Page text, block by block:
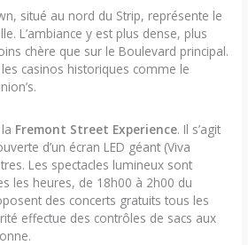
situé au nord du Strip, représente le
L’ambiance y est plus dense, plus
chère que sur le Boulevard principal.
les casinos historiques comme le
Fremont Street Experience. Il s’agit
d’un écran LED géant (Viva
Les spectacles lumineux sont
les heures, de 18h00 à 2h00 du
des concerts gratuits tous les
effectue des contrôles de sacs aux